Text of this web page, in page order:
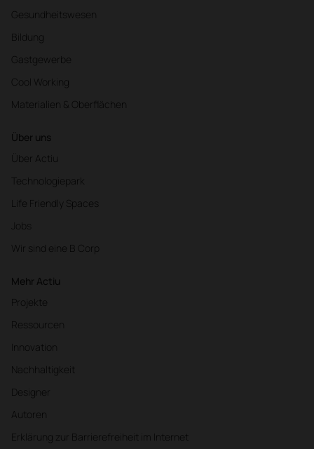
Gesundheitswesen
Bildung
Gastgewerbe
Cool Working
Materialien & Oberflächen
Über uns
Über Actiu
Technologiepark
Life Friendly Spaces
Jobs
Wir sind eine B Corp
Mehr Actiu
Projekte
Ressourcen
Innovation
Nachhaltigkeit
Designer
Autoren
Erklärung zur Barrierefreiheit im Internet